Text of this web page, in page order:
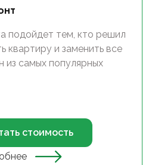
подойдет тем, кто решил
квартиру и заменить все
из самых популярных
стоимость